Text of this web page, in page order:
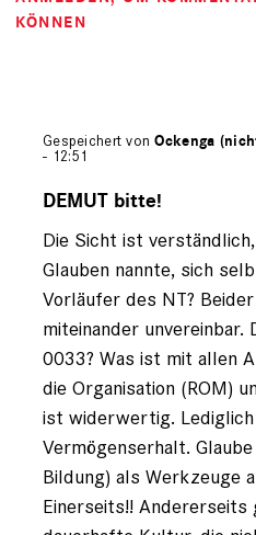
KÖNNEN
Gespeichert vonOckenga
- 12:51
auf
wolfgang
(nicht
DEMUT bitte!
Die Sicht ist
Glauben nannte, sich
Vorläufer des NT?
miteinander
0033? Was ist mit allen
die Organisation (ROM)
ist widerwertig.
Vermögenserhalt.
Bildung) als Werkzeuge
Einerseits!! Andererseits